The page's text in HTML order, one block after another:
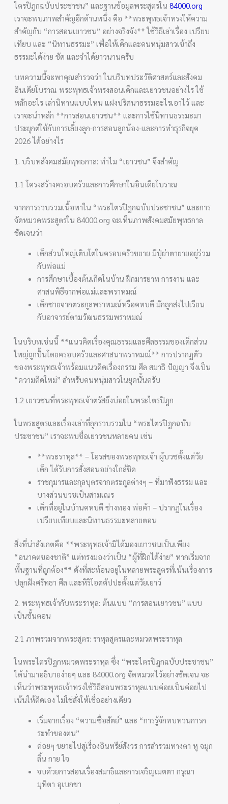
ไตรปิฎกฉบับประชาชน” และฐานข้อมูลพระสูตรใน84000.org
เราจะพบภาพสำคัญอีกด้านหนึ่ง คือ **พระพุทธเจ้าทรงให้ความ
สำคัญกับ “การสอนเยาวชน” อย่างจริงจัง** ใช้วิธีเล่าเรื่อง เปรียบ
เทียบ และ “นิทานธรรมะ” เพื่อให้เด็กและคนหนุ่มสาวเข้าถึง
ธรรมะได้ง่าย ชัด และจำได้ยาวนานครับ
บทความนี้จะพาคุณสำรวจว่า ในบริบทประวัติศาสตร์และสังคม
อินเดียโบราณ พระพุทธเจ้าทรงสอนเด็กและเยาวชนอย่างไร ใช้
หลักอะไร เล่านิทานแบบไหน แฝงปริศนาธรรมอะไรเอาไว้ และ
เราจะนำหลัก **การสอนเยาวชน** และการใช้นิทานธรรมะมา
ประยุกต์ใช้กับการเลี้ยงลูก-การสอนลูกน้อง-และการทำธุรกิจยุค
2026 ได้อย่างไร
1. บริบทสังคมสมัยพุทธกาล: ทำไม “เยาวชน” จึงสำคัญ
1.1 โครงสร้างครอบครัวและการศึกษาในอินเดียโบราณ
จากการรวบรวมเนื้อหาใน “พระไตรปิฎกฉบับประชาชน” และการ
จัดหมวดพระสูตรใน 84000.org จะเห็นภาพสังคมสมัยพุทธกาล
ชัดเจนว่า
เด็กส่วนใหญ่เติบโตในครอบครัวขยาย มีปู่ย่าตายายอยู่ร่วม
กับพ่อแม่
การศึกษาเบื้องต้นเกิดในบ้าน ฝึกมารยาท การงาน และ
ศาสนพิธีจากพ่อแม่และพราหมณ์
เด็กชายจากตระกูลพราหมณ์หรือคหบดี มักถูกส่งไปเรียน
กับอาจารย์ตามวัฒนธรรมพราหมณ์
ในบริบทเช่นนี้ **แนวคิดเรื่องคุณธรรมและศีลธรรมของเด็กส่วน
ใหญ่ถูกปั้นโดยครอบครัวและศาสนาพราหมณ์** การปรากฏตัว
ของพระพุทธเจ้าพร้อมแนวคิดเรื่องกรรม ศีล สมาธิ ปัญญา จึงเป็น
“ความคิดใหม่” สำหรับคนหนุ่มสาวในยุคนั้นครับ
1.2 เยาวชนที่พระพุทธเจ้าตรัสถึงบ่อยในพระไตรปิฎก
ในพระสูตรและเรื่องเล่าที่ถูกรวบรวมใน “พระไตรปิฎกฉบับ
ประชาชน” เราจะพบชื่อเยาวชนหลายคน เช่น
**พระราหุล** – โอรสของพระพุทธเจ้า ผู้บวชตั้งแต่วัย
เด็ก ได้รับการสั่งสอนอย่างใกล้ชิด
ราชกุมารและกุลบุตรจากตระกูลต่างๆ – ที่มาฟังธรรม และ
บางส่วนบวชเป็นสามเณร
เด็กที่อยู่ในบ้านคหบดี ช่างทอง พ่อค้า – ปรากฏในเรื่อง
เปรียบเทียบและนิทานธรรมะหลายตอน
สิ่งที่น่าสังเกตคือ **พระพุทธเจ้ามิได้มองเยาวชนเป็นเพียง
“อนาคตของชาติ” แต่ทรงมองว่าเป็น “ผู้ที่ฝึกได้ง่าย” หากเริ่มจาก
พื้นฐานที่ถูกต้อง** ดังที่สะท้อนอยู่ในหลายพระสูตรที่เน้นเรื่องการ
ปลูกฝังศรัทธา ศีล และหิริโอตตัปปะตั้งแต่วัยเยาว์
2. พระพุทธเจ้ากับพระราหุล: ต้นแบบ “การสอนเยาวชน” แบบ
เป็นขั้นตอน
2.1 ภาพรวมจากพระสูตร: ราหุลสูตรและหมวดพระราหุล
ในพระไตรปิฎกหมวดพระราหุล ซึ่ง “พระไตรปิฎกฉบับประชาชน”
ได้นำมาอธิบายง่ายๆ และ 84000.org จัดหมวดไว้อย่างชัดเจน จะ
เห็นว่าพระพุทธเจ้าทรงใช้วิธีสอนพระราหุลแบบค่อยเป็นค่อยไป
เน้นให้คิดเอง ไม่ใช่สั่งให้เชื่ออย่างเดียว
เริ่มจากเรื่อง “ความซื่อสัตย์” และ “การรู้จักทบทวนการก
ระทำของตน”
ค่อยๆ ขยายไปสู่เรื่องอินทรีย์สังวร การสำรวมทางตา หู จมูก
ลิ้น กาย ใจ
จบด้วยการสอนเรื่องสมาธิและการเจริญเมตตา กรุณา
มุทิตา อุเบกขา